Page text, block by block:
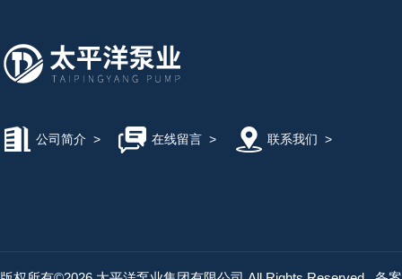
公司简介 > 在线留言> 联系我们 >